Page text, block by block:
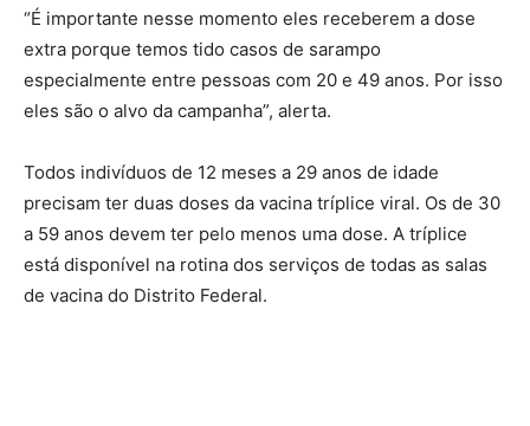
“É importante nesse momento eles receberem a dose
extra porque temos tido casos de sarampo
especialmente entre pessoas com 20 e 49 anos. Por isso
eles são o alvo da campanha”, alerta.
Todos indivíduos de 12 meses a 29 anos de idade
precisam ter duas doses da vacina tríplice viral. Os de 30
a 59 anos devem ter pelo menos uma dose. A tríplice
está disponível na rotina dos serviços de todas as salas
de vacina do Distrito Federal.